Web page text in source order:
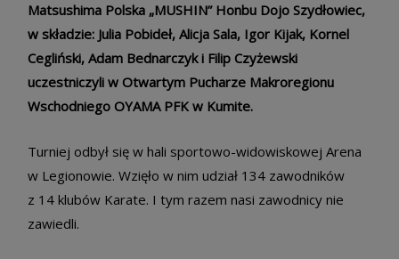
Matsushima Polska „MUSHIN” Honbu Dojo Szydłowiec,
w składzie: Julia Pobideł, Alicja Sala, Igor Kijak, Kornel
Cegliński, Adam Bednarczyk i Filip Czyżewski
uczestniczyli w Otwartym Pucharze Makroregionu
Wschodniego OYAMA PFK w Kumite.
Turniej odbył się w hali sportowo-widowiskowej Arena
w Legionowie. Wzięło w nim udział 134 zawodników
z 14 klubów Karate. I tym razem nasi zawodnicy nie
zawiedli.